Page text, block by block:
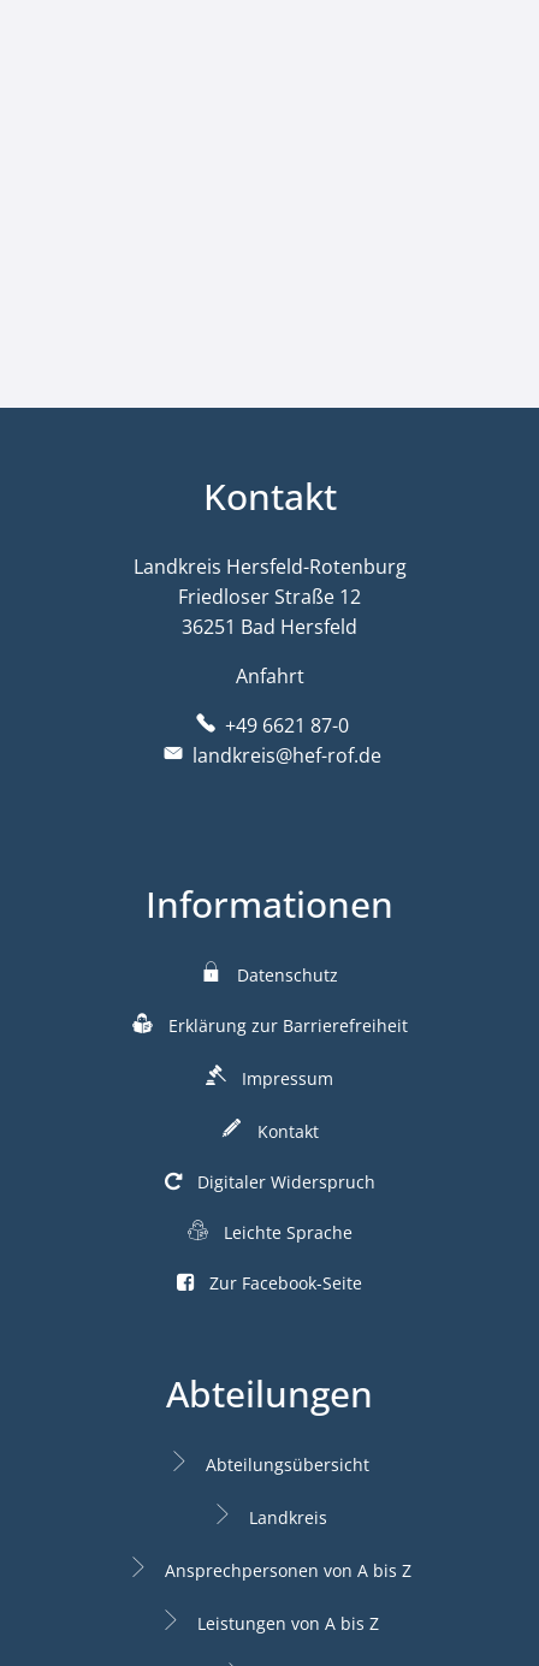
Kontakt
Landkreis Hersfeld-Rotenburg
Friedloser Straße 12
36251 Bad Hersfeld
Anfahrt
+49 6621 87-0
landkreis@hef-rof.de
Informationen
Datenschutz
Erklärung zur Barrierefreiheit
Impressum
Kontakt
Digitaler Widerspruch
Leichte Sprache
Zur Facebook-Seite
Abteilungen
Abteilungsübersicht
Landkreis
Ansprechpersonen von A bis Z
Leistungen von A bis Z